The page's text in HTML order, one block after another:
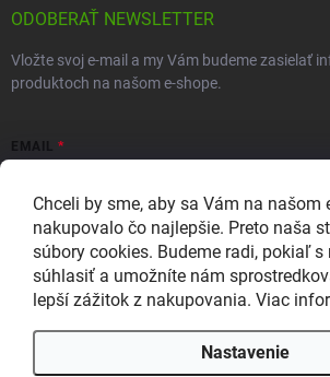
Chceli by sme, aby sa Vám na našom
nakupovalo čo najlepšie. Preto naša
súbory cookies. Budeme radi, pokiaľ s
súhlasiť a umožníte nám
lepší zážitok z nakupovania. Viac
Nastavenie
ODOBERAŤ NEWSLETTER
Vložte svoj e-mail a my Vám budeme zasielať
produktoch na našom e-shope.
EMAIL
Vložením e-mailu súhlasíte so zasielaním
marketingových informácií v súlade so
údajov.
Prihlásiť sa